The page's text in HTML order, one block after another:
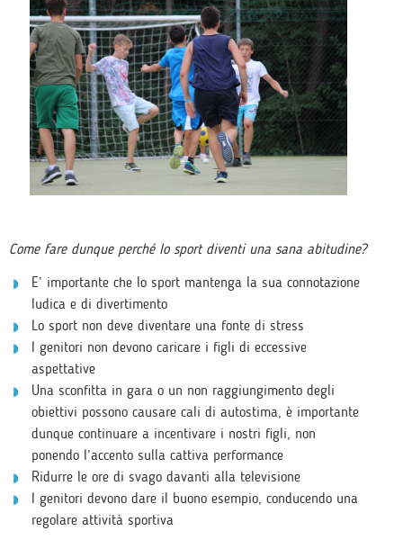
Come fare dunque perché lo sport diventi una sana abitudine?
E’ importante che lo sport mantenga la sua connotazione
ludica e di divertimento
Lo sport non deve diventare una fonte di stress
I genitori non devono caricare i figli di eccessive
aspettative
Una sconfitta in gara o un non raggiungimento degli
obiettivi possono causare cali di autostima, è importante
dunque continuare a incentivare i nostri figli, non
ponendo l’accento sulla cattiva performance
Ridurre le ore di svago davanti alla televisione
I genitori devono dare il buono esempio, conducendo una
regolare attività sportiva